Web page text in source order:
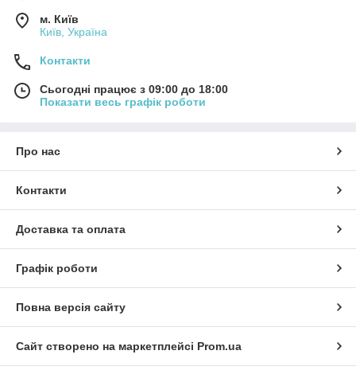
м. Київ
Київ, Україна
Контакти
Сьогодні працює з 09:00 до 18:00
Показати весь графік роботи
Про нас
Контакти
Доставка та оплата
Графік роботи
Повна версія сайту
Сайт створено на маркетплейсі Prom.ua